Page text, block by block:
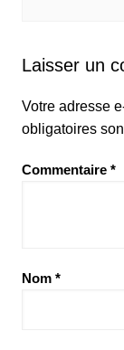
Laisser un
Votre adresse
obligatoires
Commentaire *
Nom *